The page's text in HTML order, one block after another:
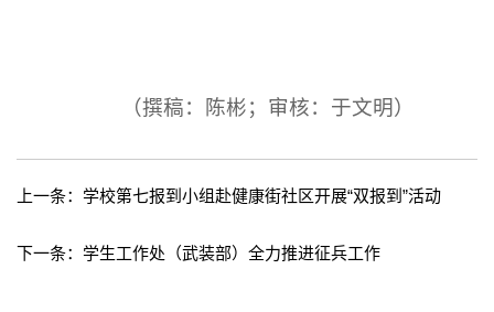
（撰稿：陈彬；审核：于文明）
上一条： 学校第七报到小组赴健康街社区开展“双报到”活动
下一条： 学生工作处（武装部）全力推进征兵工作